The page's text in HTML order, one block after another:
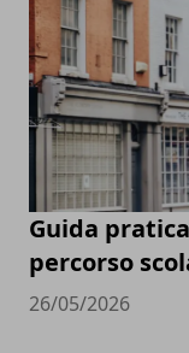
Guida
percorso
26/05/2026